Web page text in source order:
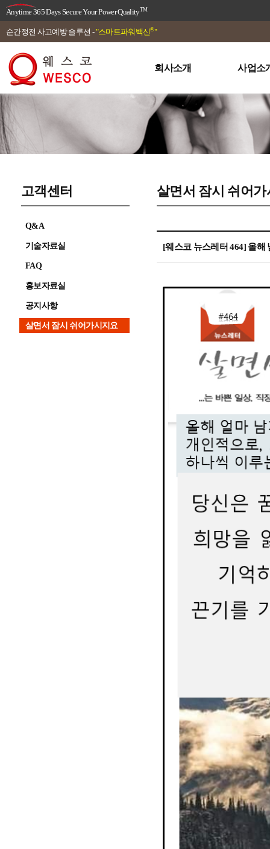
Anytime 365 Days Secure Your Power QualityTM
순간정전 사고예방 솔루션 - "스마트파워백신®"
회사소개 사업소
고객센터
Q&A
기술자료실
FAQ
홍보자료실
공지사항
살면서 잠시 쉬어가시지요
살면서 잠시 쉬어가
[웨스코 뉴스레터 464] 올해